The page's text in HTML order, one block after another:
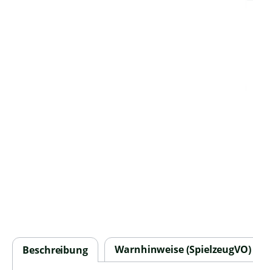
Beschreibung Warnhinweise (SpielzeugVO)